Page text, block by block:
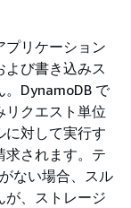
プリケーション
よび書き込みス
。DynamoDB で
リクエスト単位
に対して実行す
求されます。テ
ない場合、スル
が、ストレージ